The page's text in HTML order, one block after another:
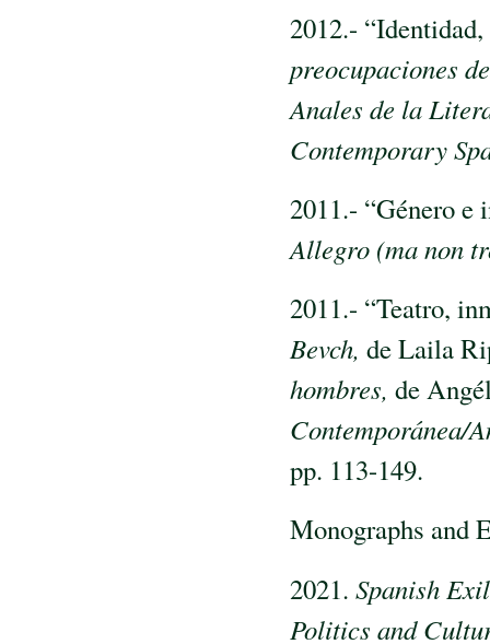
2012.-
preocupaciones
Anales de la
Contemporary
2011.- “Género e
Allegro (ma non
2011.- “Teatro,
Bevch, de Laila
hombres, de
Contemporánea/
pp. 113-149.
Monographs and
2021. Spanish
Politics and